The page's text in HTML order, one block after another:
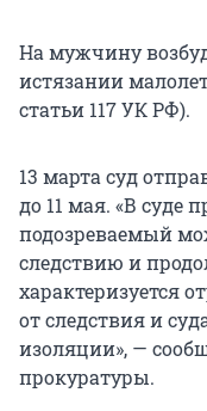
На мужчину
истязании
статьи 117 УК РФ).
13 марта суд
до 11 мая. «В суде
подозреваемый
следствию и
характеризуется
от следствия и
изоляции», —
прокуратуры.